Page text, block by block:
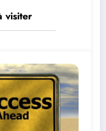
visiter